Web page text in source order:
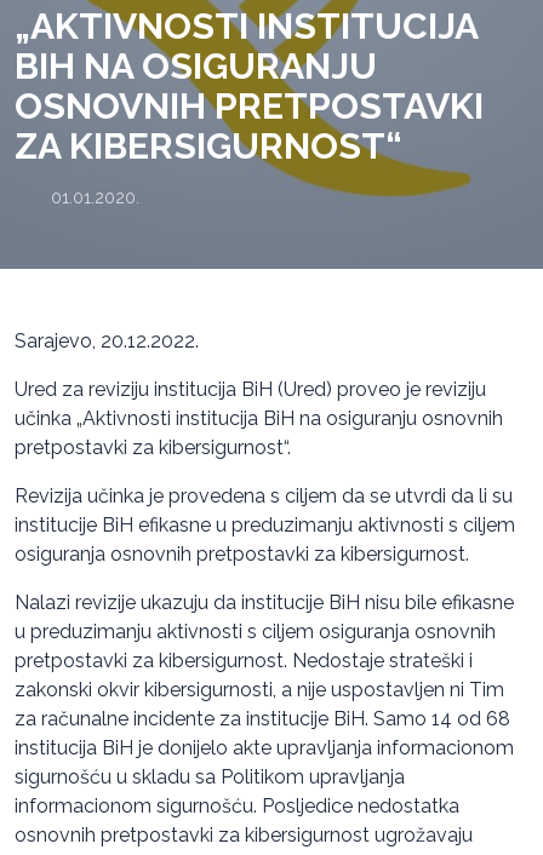
„AKTIVNOSTI INSTITUCIJA
BIH NA OSIGURANJU
OSNOVNIH PRETPOSTAVKI
ZA KIBERSIGURNOST“
01.01.2020.
Sarajevo, 20.12.2022.
Ured za reviziju institucija BiH (Ured) proveo je reviziju
učinka „Aktivnosti institucija BiH na osiguranju osnovnih
pretpostavki za kibersigurnost“.
Revizija učinka je provedena s ciljem da se utvrdi da li su
institucije BiH efikasne u preduzimanju aktivnosti s ciljem
osiguranja osnovnih pretpostavki za kibersigurnost.
Nalazi revizije ukazuju da institucije BiH nisu bile efikasne
u preduzimanju aktivnosti s ciljem osiguranja osnovnih
pretpostavki za kibersigurnost. Nedostaje strateški i
zakonski okvir kibersigurnosti, a nije uspostavljen ni Tim
za računalne incidente za institucije BiH. Samo 14 od 68
institucija BiH je donijelo akte upravljanja informacionom
sigurnošću u skladu sa Politikom upravljanja
informacionom sigurnošću. Posljedice nedostatka
osnovnih pretpostavki za kibersigurnost ugrožavaju